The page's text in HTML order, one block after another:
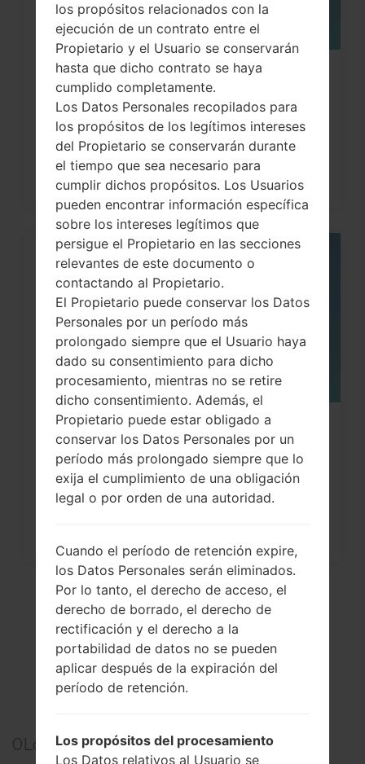
Cómo hacer Reinicio Completo en
LG G3, G4, G5 , G7...
¿Cómo restablecer datos de fábrica
a través del menú...
0Los comentarios
los propósitos relacionados con la
ejecución de un contrato entre el
Propietario y el Usuario se conservarán
hasta que dicho contrato se haya
cumplido completamente.
Los Datos Personales recopilados para
los propósitos de los legítimos intereses
del Propietario se conservarán durante
el tiempo que sea necesario para
cumplir dichos propósitos. Los Usuarios
pueden encontrar información específica
sobre los intereses legítimos que
persigue el Propietario en las secciones
relevantes de este documento o
contactando al Propietario.
El Propietario puede conservar los Datos
Personales por un período más
prolongado siempre que el Usuario haya
dado su consentimiento para dicho
procesamiento, mientras no se retire
dicho consentimiento. Además, el
Propietario puede estar obligado a
conservar los Datos Personales por un
período más prolongado siempre que lo
exija el cumplimiento de una obligación
legal o por orden de una autoridad.
Cuando el período de retención expire,
los Datos Personales serán eliminados.
Por lo tanto, el derecho de acceso, el
derecho de borrado, el derecho de
rectificación y el derecho a la
portabilidad de datos no se pueden
aplicar después de la expiración del
período de retención.
Los propósitos del procesamiento
Los Datos relativos al Usuario se